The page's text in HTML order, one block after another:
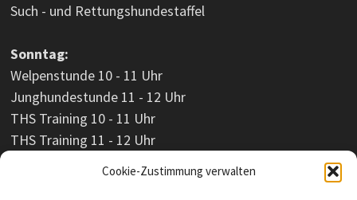
Cookie-Zustimmung verwalten
Such - und Rettungshundestaffel
Sonntag:
Welpenstunde 10 - 11 Uhr
Junghundestunde 11 - 12 Uhr
THS Training 10 - 11 Uhr
THS Training 11 - 12 Uhr